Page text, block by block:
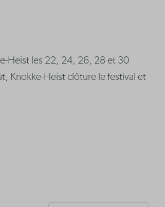
Heist les 22, 24, 26, 28 et 30
Knokke-Heist clôture le festival et